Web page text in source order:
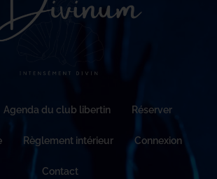
Agenda du club libertin Réserver
Règlement intérieur Connexion
Contact